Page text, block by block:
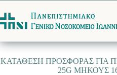
στο
περιεχόμενο
ΚΑΤΑΘΕΣΗ ΠΡΟΣΦΟΡΑΣ ΓΙΑ
25G ΜΗΚΟΥΣ